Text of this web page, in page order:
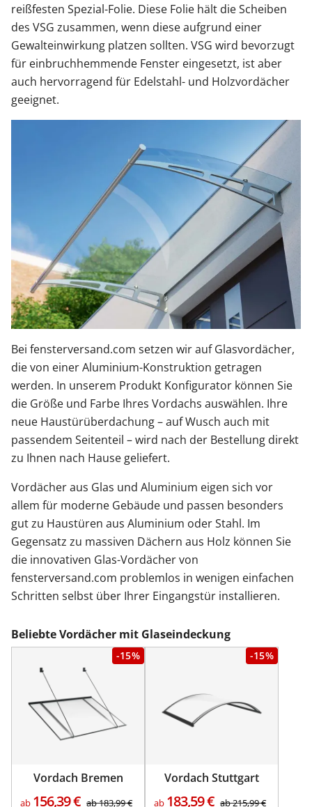
reißfesten Spezial-Folie. Diese Folie hält die Scheiben
des VSG zusammen, wenn diese aufgrund einer
Gewalteinwirkung platzen sollten. VSG wird bevorzugt
für einbruchhemmende Fenster eingesetzt, ist aber
auch hervorragend für Edelstahl- und Holzvordächer
geeignet.
Bei fensterversand.com setzen wir auf Glasvordächer,
die von einer Aluminium-Konstruktion getragen
werden. In unserem Produkt Konfigurator können Sie
die Größe und Farbe Ihres Vordachs auswählen. Ihre
neue Haustürüberdachung – auf Wusch auch mit
passendem Seitenteil – wird nach der Bestellung direkt
zu Ihnen nach Hause geliefert.
Vordächer aus Glas und Aluminium eigen sich vor
allem für moderne Gebäude und passen besonders
gut zu Haustüren aus Aluminium oder Stahl. Im
Gegensatz zu massiven Dächern aus Holz können Sie
die innovativen Glas-Vordächer von
fensterversand.com problemlos in wenigen einfachen
Schritten selbst über Ihrer Eingangstür installieren.
Beliebte Vordächer mit Glaseindeckung
-15%
Vordach Bremen
ab 156,39€ ab183,99€
-15%
Vordach Stuttgart
ab 183,59€ ab215,99€